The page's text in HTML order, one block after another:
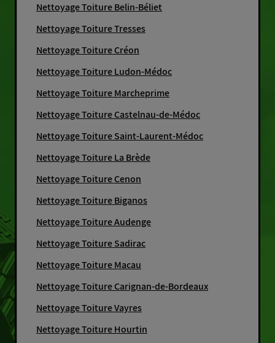
Nettoyage Toiture Belin-Béliet
Nettoyage Toiture Tresses
Nettoyage Toiture Créon
Nettoyage Toiture Ludon-Médoc
Nettoyage Toiture Marcheprime
Nettoyage Toiture Castelnau-de-Médoc
Nettoyage Toiture Saint-Laurent-Médoc
Nettoyage Toiture La Brède
Nettoyage Toiture Cenon
Nettoyage Toiture Biganos
Nettoyage Toiture Audenge
Nettoyage Toiture Sadirac
Nettoyage Toiture Macau
Nettoyage Toiture Carignan-de-Bordeaux
Nettoyage Toiture Vayres
Nettoyage Toiture Hourtin